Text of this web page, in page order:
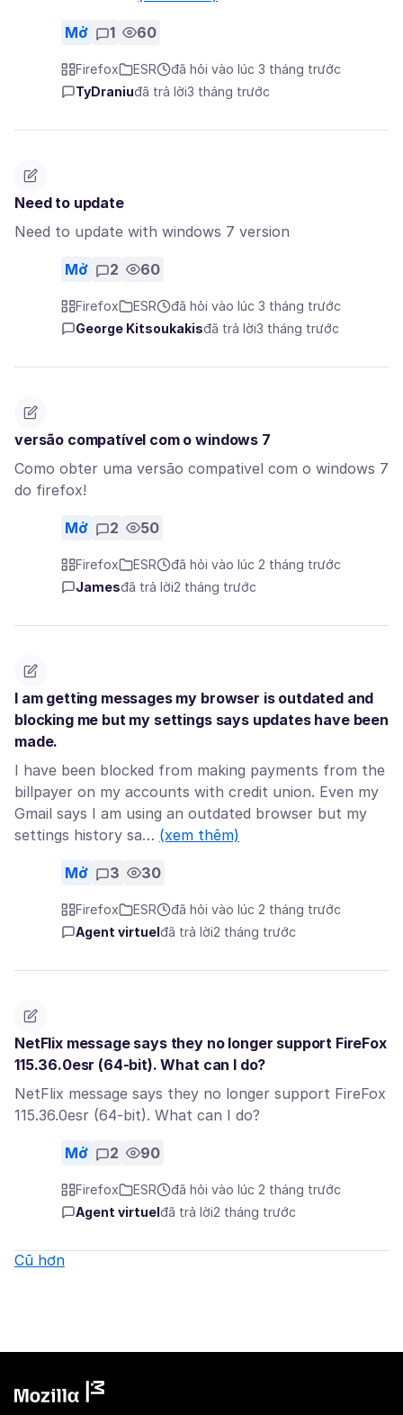
Mở 1 60
Firefox ESR
đã hỏi vào lúc 3 tháng trước
TyDraniuđã trả lời3 tháng trước
Need to update
Need to update with windows 7 version
Mở 2 60
Firefox ESR
đã hỏi vào lúc 3 tháng trước
George Kitsoukakisđã trả lời3 tháng trước
versão compatível com o windows 7
Como obter uma versão compativel com o windows 7
do firefox!
Mở 2 50
Firefox ESR
đã hỏi vào lúc 2 tháng trước
Jamesđã trả lời2 tháng trước
I am getting messages my browser is outdated and
blocking me but my settings says updates have been
made.
I have been blocked from making payments from the
billpayer on my accounts with credit union. Even my
Gmail says I am using an outdated browser but my
settings history sa… (xem thêm)
Mở 3 30
Firefox ESR
đã hỏi vào lúc 2 tháng trước
Agent virtuel đã trả lời2 tháng trước
NetFlix message says they no longer support FireFox
115.36.0esr (64-bit). What can I do?
NetFlix message says they no longer support FireFox
115.36.0esr (64-bit). What can I do?
Mở 2 90
Firefox ESR
đã hỏi vào lúc 2 tháng trước
Agent virtuel đã trả lời2 tháng trước
Cũ hơn